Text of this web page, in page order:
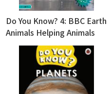
Do You Know? 4: BBC Earth
Animals Helping Animals
(with Rescources Access